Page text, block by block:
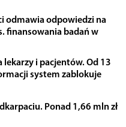
odmawia odpowiedzi na
finansowania badań w
lekarzy i pacjentów. Od 13
system zablokuje
Ponad 1,66 mln zł